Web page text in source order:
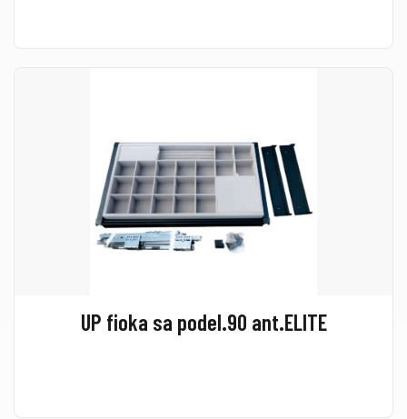
UP fioka sa podel.90 ant.ELITE